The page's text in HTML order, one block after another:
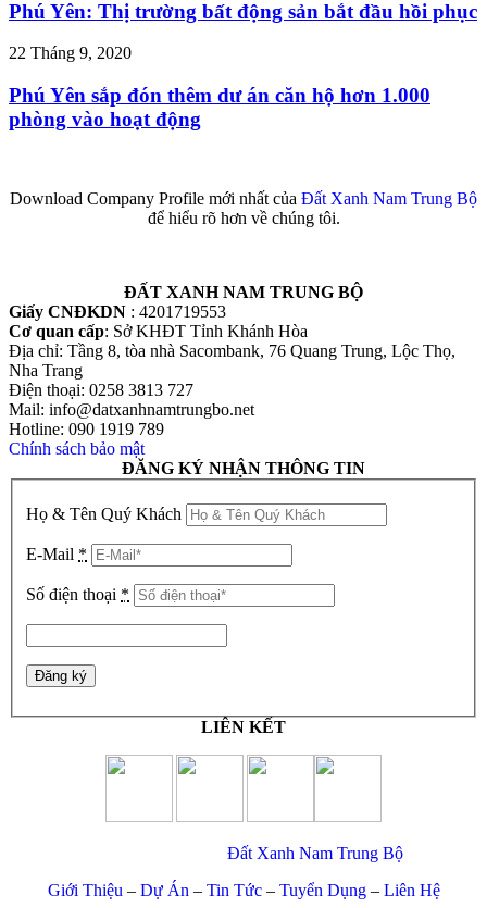
Phú Yên: Thị trường bất động sản bắt đầu hồi phục
22 Tháng 9, 2020
Phú Yên sắp đón thêm dư án căn hộ hơn 1.000
phòng vào hoạt động
Download Company Profile mới nhất của Đất Xanh Nam Trung Bộ
để hiểu rõ hơn về chúng tôi.
ĐẤT XANH NAM TRUNG BỘ
Giấy CNĐKDN : 4201719553
Cơ quan cấp: Sở KHĐT Tỉnh Khánh Hòa
Địa chỉ: Tầng 8, tòa nhà Sacombank, 76 Quang Trung, Lộc Thọ,
Nha Trang
Điện thoại: 0258 3813 727
Mail: info@datxanhnamtrungbo.net
Hotline: 090 1919 789
Chính sách bảo mật
ĐĂNG KÝ NHẬN THÔNG TIN
Họ & Tên Quý Khách
E-Mail *
Số điện thoại *
LIÊN KẾT
Đất Xanh Nam Trung Bộ
Giới Thiệu– Dự Án– Tin Tức– Tuyển Dụng– Liên Hệ